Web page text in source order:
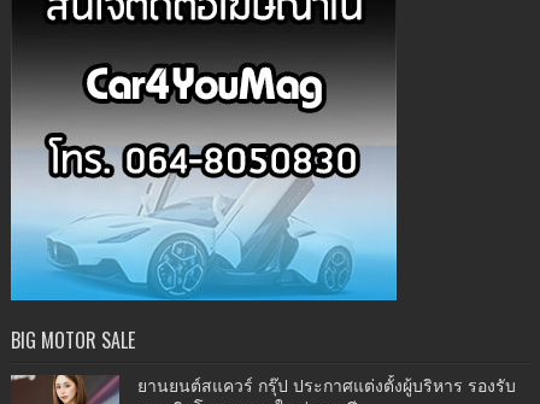
BIG MOTOR SALE
ยานยนต์สแควร์ กรุ๊ป ประกาศแต่งตั้งผู้บริหาร รองรับ